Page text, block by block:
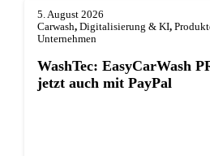
5. August 2026
Carwash, Digitalisierung & KI,
Unternehmen
WashTec: EasyCarWash
jetzt auch mit PayPal